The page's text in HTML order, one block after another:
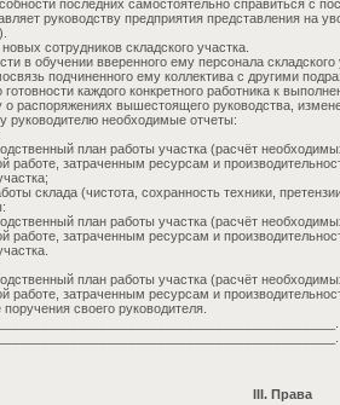
последних самостоятельно справиться с
руководству предприятия представления на
сотрудников складского участка.
в обучении вверенного ему персонала складского
подчиненного ему коллектива с другими
каждого конкретного работника к
распоряжениях вышестоящего руководства,
руководителю необходимые отчеты:
план работы участка (расчёт
работе, затраченным ресурсам и
склада (чистота, сохранность техники,
план работы участка (расчёт
работе, затраченным ресурсам и
план работы участка (расчёт
работе, затраченным ресурсам и
своего руководителя.
III. Права